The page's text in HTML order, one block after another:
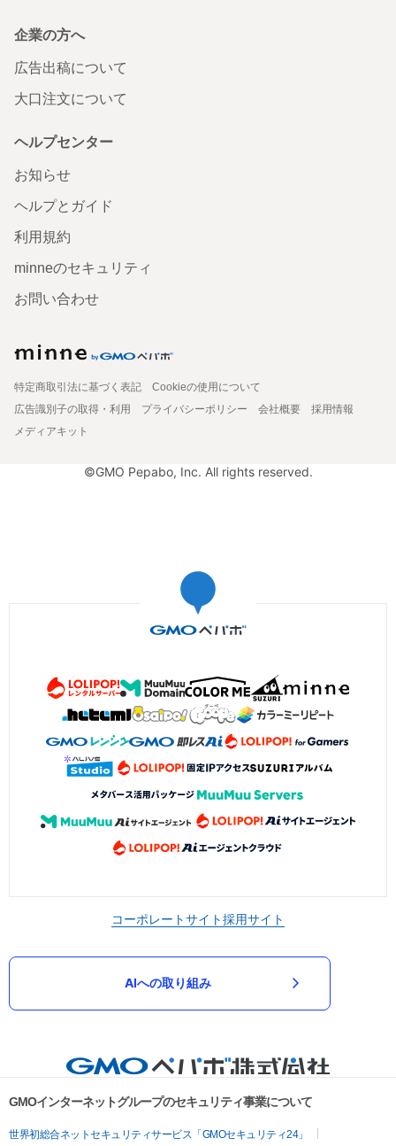
企業の方へ
広告出稿について
大口注文について
ヘルプセンター
お知らせ
ヘルプとガイド
利用規約
minneのセキュリティ
お問い合わせ
特定商取引法に基づく表記
Cookieの使用について
広告識別子の取得・利用
プライバシーポリシー 会社概要
採用情報
メディアキット
©GMO Pepabo, Inc. All rights reserved.
コーポレートサイト採用サイト
AIへの取り組み
GMOインターネットグループのセキュリティ事業について
世界初総合ネットセキュリティサービス「GMOセキュリティ24」